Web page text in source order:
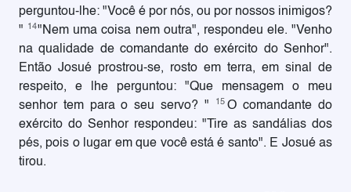
perguntou-lhe: "Você é por nós, ou por nossos inimigos?
" 14"Nem uma coisa nem outra", respondeu ele. "Venho
na qualidade de comandante do exército do Senhor".
Então Josué prostrou-se, rosto em terra, em sinal de
respeito, e lhe perguntou: "Que mensagem o meu
senhor tem para o seu servo? "
15 O comandante do
exército do Senhor respondeu: "Tire as sandálias dos
pés, pois o lugar em que você está é santo". E Josué as
tirou.